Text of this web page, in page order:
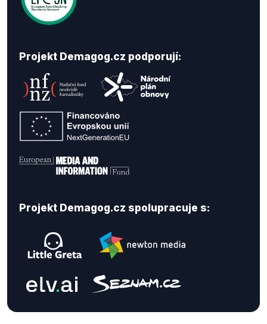
Projekt Demagog.cz podporují:
Projekt Demagog.cz spolupracuje s: